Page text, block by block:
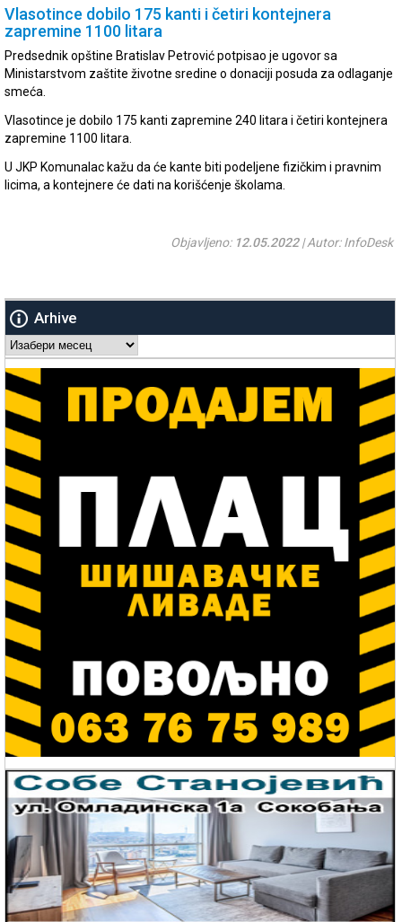
Vlasotince dobilo 175 kanti i četiri kontejnera
zapremine 1100 litara
Predsednik opštine Bratislav Petrović potpisao je ugovor sa
Ministarstvom zaštite životne sredine o donaciji posuda za odlaganje
smeća.
Vlasotince je dobilo 175 kanti zapremine 240 litara i četiri kontejnera
zapremine 1100 litara.
U JKP Komunalac kažu da će kante biti podeljene fizičkim i pravnim
licima, a kontejnere će dati na korišćenje školama.
Objavljeno: 12.05.2022| Autor: InfoDesk
Arhive
Arhive